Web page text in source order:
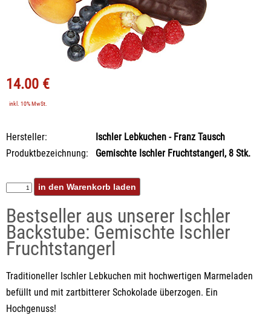
14.00 €
inkl. 10% MwSt.
Hersteller:
Ischler Lebkuchen - Franz Tausch
Produktbezeichnung:
Gemischte Ischler Fruchtstangerl, 8 Stk.
Bestseller aus unserer Ischler
Backstube: Gemischte Ischler
Fruchtstangerl
Traditioneller Ischler Lebkuchen mit hochwertigen Marmeladen
befüllt und mit zartbitterer Schokolade überzogen. Ein
Hochgenuss!